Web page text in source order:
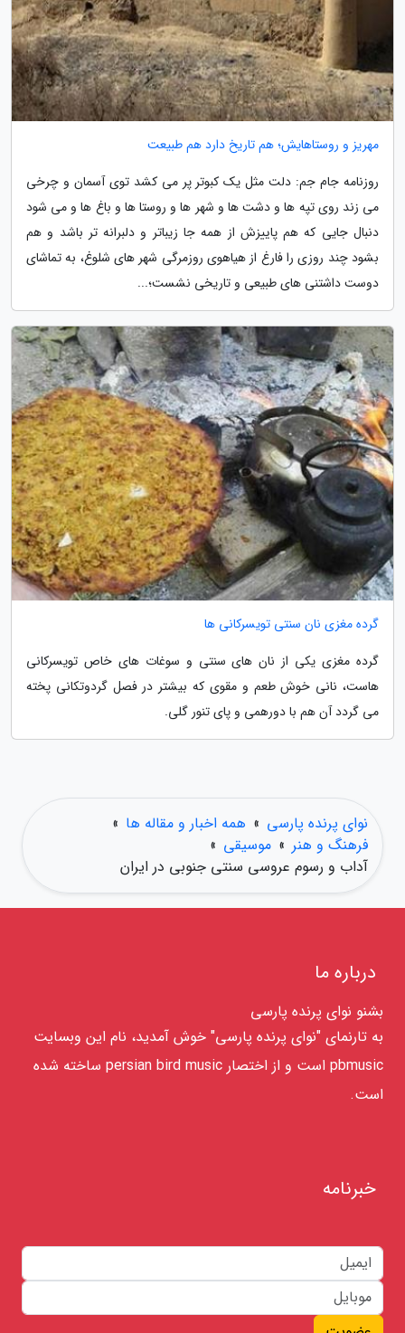
مهریز و روستاهایش؛ هم تاریخ دارد هم طبیعت
روزنامه جام جم: دلت مثل یک کبوتر پر می کشد توی آسمان و چرخی
می زند روی تپه ها و دشت ها و شهر ها و روستا ها و باغ ها و می شود
دنبال جایی که هم پاییزش از همه جا زیباتر و دلبرانه تر باشد و هم
بشود چند روزی را فارغ از هیاهوی روزمرگی شهر های شلوغ، به تماشای
دوست داشتنی های طبیعی و تاریخی نشست؛...
گرده مغزی نان سنتی تویسرکانی ها
گرده مغزی یکی از نان های سنتی و سوغات های خاص تویسرکانی
هاست، نانی خوش طعم و مقوی که بیشتر در فصل گردوتکانی پخته
می گردد آن هم با دورهمی و پای تنور گلی.
نوای پرنده پارسی » همه اخبار و مقاله ها »
فرهنگ و هنر » موسیقی »
آداب و رسوم عروسی سنتی جنوبی در ایران
درباره ما
بشنو نوای پرنده پارسی
به تارنمای "نوای پرنده پارسی" خوش آمدید، نام این وبسایت
pbmusic است و از اختصار persian bird music ساخته شده
است.
خبرنامه